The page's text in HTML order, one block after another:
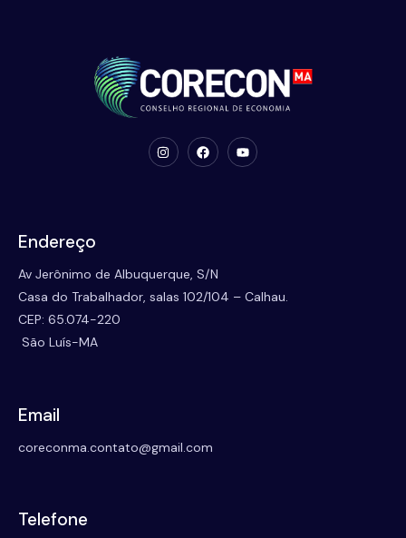
Endereço
Av Jerônimo de Albuquerque, S/N
Casa do Trabalhador, salas 102/104 – Calhau.
CEP: 65.074-220
São Luís-MA
Email
coreconma.contato@gmail.com
Telefone